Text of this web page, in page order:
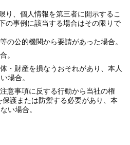
り、個人情報を第三者に開示するこ
の事例に該当する場合はその限りで
の公的機関から要請があった場合。
。
・財産を損なうおそれがあり、本人
場合。
意事項に反する行動から当社の権
護または防禦する必要があり、本
い場合。